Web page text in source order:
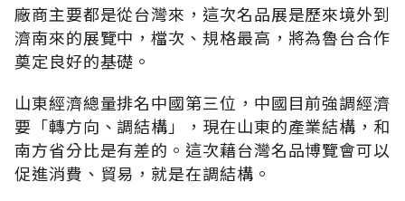
廠商主要都是從台灣來，這次名品展是歷來境外到
濟南來的展覽中，檔次、規格最高，將為魯台合作
奠定良好的基礎。
山東經濟總量排名中國第三位，中國目前強調經濟
要「轉方向、調結構」，現在山東的產業結構，和
南方省分比是有差的。這次藉台灣名品博覽會可以
促進消費、貿易，就是在調結構。